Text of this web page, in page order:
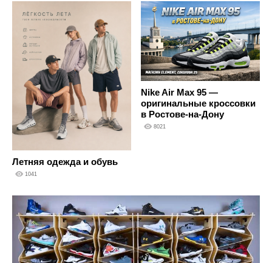
Летняя одежда и обувь
1041
Nike Air Max 95 —
оригинальные кроссовки
в Ростове-на-Дону
8021